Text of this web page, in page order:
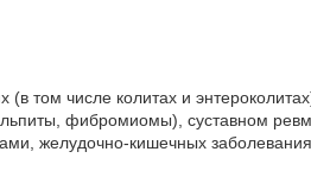
том числе колитах и
фибромиомы), суставном
желудочно-кишечных